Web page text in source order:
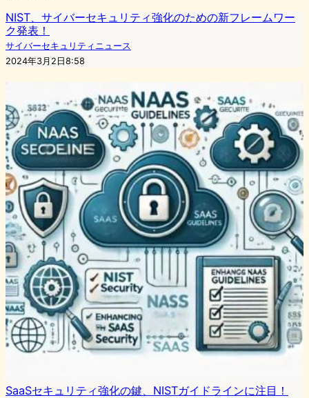
NIST、サイバーセキュリティ強化のための新フレームワー
ク発表！
サイバーセキュリティニュース
2024年3月2日8:58
SaaSセキュリティ強化の鍵、NISTガイドラインに注目！